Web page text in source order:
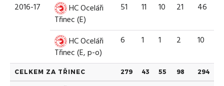
2016-17
HC Oceláři
Třinec (E)
51 11 10 21 46
HC Oceláři
Třinec (E, p-o)
6 1 1 2 10
CELKEM ZA TŘINEC 279 43 55 98 294